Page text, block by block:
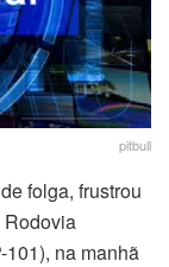
pitbull
folga, frustrou
Rodovia
na manhã